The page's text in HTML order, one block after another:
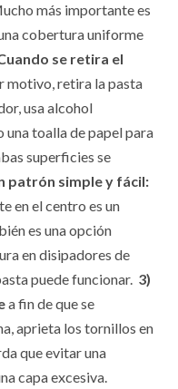
más importante es
cobertura uniforme
se retira el
motivo, retira la pasta
usa alcohol
una toalla de papel para
superficies se
patrón simple y fácil:
en el centro es un
es una opción
en disipadores de
puede funcionar. 3)
a fin de que se
aprieta los tornillos en
que evitar una
capa excesiva.